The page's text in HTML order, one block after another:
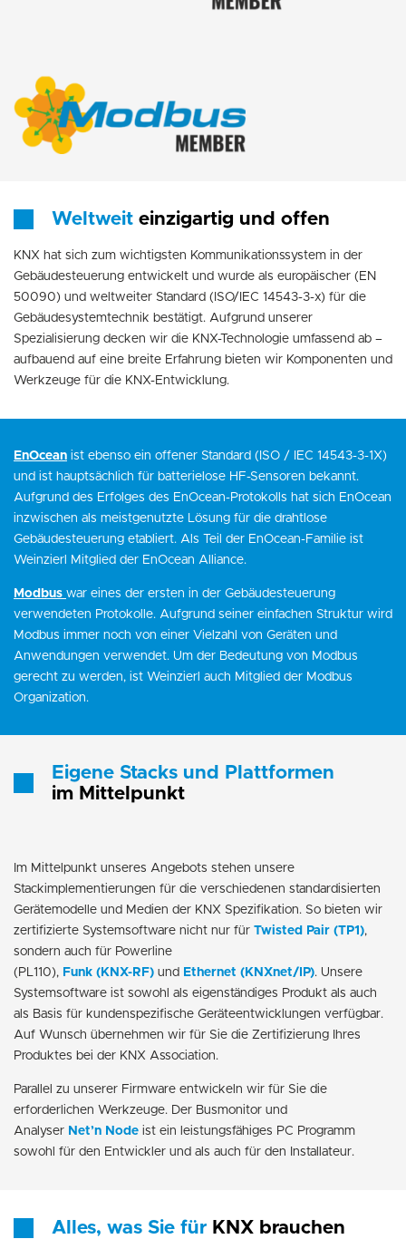
Weltweit einzigartig und offen
KNX hat sich zum wichtigsten Kommunikationssystem in der
Gebäudesteuerung entwickelt und wurde als europäischer (EN
50090) und weltweiter Standard (ISO/IEC 14543-3-x) für die
Gebäudesystemtechnik bestätigt. Aufgrund unserer
Spezialisierung decken wir die KNX-Technologie umfassend ab –
aufbauend auf eine breite Erfahrung bieten wir Komponenten und
Werkzeuge für die KNX-Entwicklung.
EnOcean ist ebenso ein offener Standard (ISO / IEC 14543-3-1X)
und ist hauptsächlich für batterielose HF-Sensoren bekannt.
Aufgrund des Erfolges des EnOcean-Protokolls hat sich EnOcean
inzwischen als meistgenutzte Lösung für die drahtlose
Gebäudesteuerung etabliert. Als Teil der EnOcean-Familie ist
Weinzierl Mitglied der EnOcean Alliance.
Modbus war eines der ersten in der Gebäudesteuerung
verwendeten Protokolle. Aufgrund seiner einfachen Struktur wird
Modbus immer noch von einer Vielzahl von Geräten und
Anwendungen verwendet. Um der Bedeutung von Modbus
gerecht zu werden, ist Weinzierl auch Mitglied der Modbus
Organization.
Eigene Stacks und Plattformen
im Mittelpunkt
Im Mittelpunkt unseres Angebots stehen unsere
Stackimplementierungen für die verschiedenen standardisierten
Gerätemodelle und Medien der KNX Spezifikation. So bieten wir
zertifizierte Systemsoftware nicht nur für Twisted Pair (TP1),
sondern auch für Powerline
(PL110), Funk (KNX-RF) und Ethernet (KNXnet/IP). Unsere
Systemsoftware ist sowohl als eigenständiges Produkt als auch
als Basis für kundenspezifische Geräteentwicklungen verfügbar.
Auf Wunsch übernehmen wir für Sie die Zertifizierung Ihres
Produktes bei der KNX Association.
Parallel zu unserer Firmware entwickeln wir für Sie die
erforderlichen Werkzeuge. Der Busmonitor und
Analyser Net’n Node ist ein leistungsfähiges PC Programm
sowohl für den Entwickler und als auch für den Installateur.
Alles, was Sie für KNX brauchen